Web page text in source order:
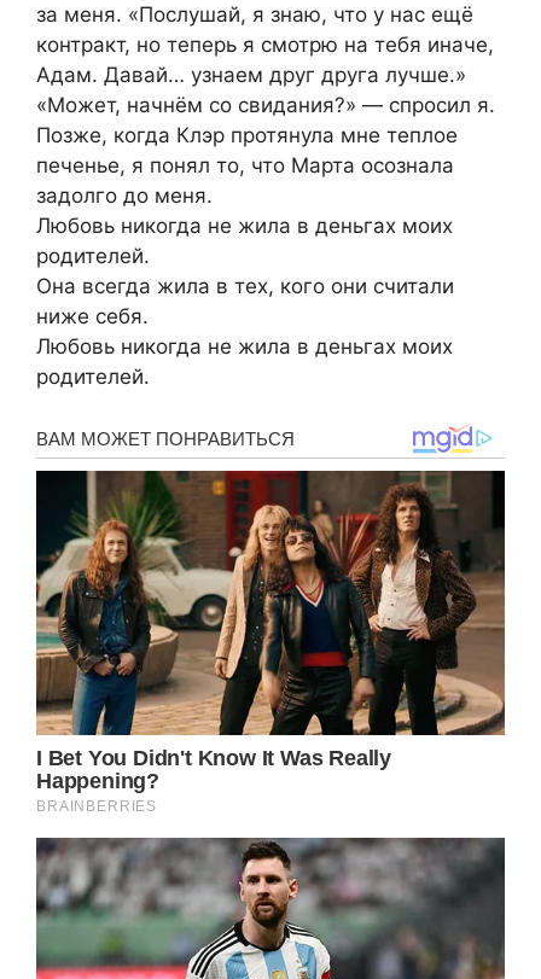
за меня. «Послушай, я знаю, что у нас ещё
контракт, но теперь я смотрю на тебя иначе,
Адам. Давай… узнаем друг друга лучше.»
«Может, начнём со свидания?» — спросил я.
Позже, когда Клэр протянула мне теплое
печенье, я понял то, что Марта осознала
задолго до меня.
Любовь никогда не жила в деньгах моих
родителей.
Она всегда жила в тех, кого они считали
ниже себя.
Любовь никогда не жила в деньгах моих
родителей.